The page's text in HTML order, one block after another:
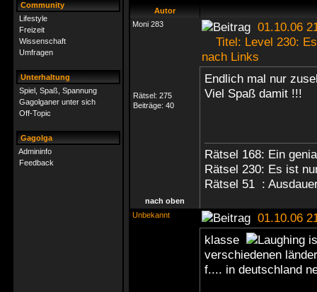
Community
Lifestyle
Freizeit
Wissenschaft
Umfragen
Unterhaltung
Spiel, Spaß, Spannung
Gagolganer unter sich
Off-Topic
Gagolga
Admininfo
Feedback
Autor
Moni 283
01.10.06
Titel: Level 230:
nach Links
Rätsel: 275
Beiträge: 40
Endlich mal nur
Viel Spaß damit !!!
Rätsel 168: Ein
Rätsel 230: Es ist
Rätsel 51 :
nach oben
Unbekannt
01.10.06
klasse
verschiedenen
f.... in deutschland